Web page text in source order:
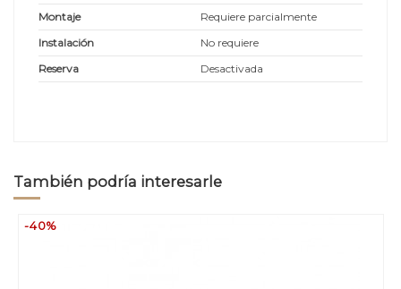
Montaje
Requiere parcialmente
Instalación
No requiere
Reserva
Desactivada
También podría interesarle
-40%